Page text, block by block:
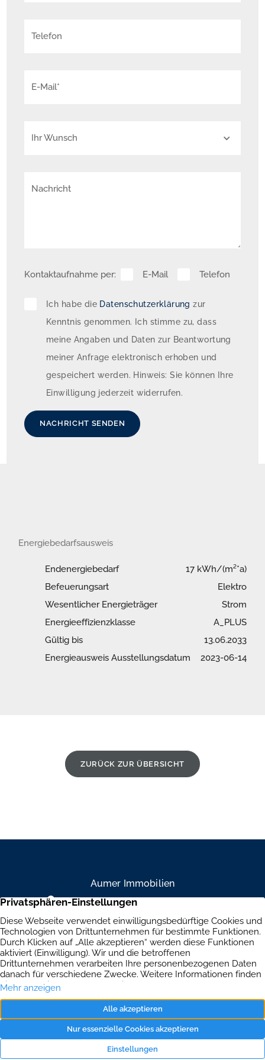
• 9 hochwertig ausgestattete Wohneinheiten
• Baujahr 1969
•  4 Wohneinheiten und 1 Gewerbeeinheit (derzeit
Fahrschule)
• Wohnfläche: ca. 340 m²
• Gewerbefläche: ca. 65 m²
Renovierungsbedarf
Stellplätze:
• 6 vermietete Stellplätze
• 1 freier Stellplatz sowie 2 Carport-Stellplätze
• 14 Einheiten, vollständig bzw. nahezu vollständig
• Vielfältige Wohnungsgrößen mit moderner
Ausstattung
• Gefragte und zentrale Lage im Hamburger
Speckgürtel
Dieses Immobilienpaket vereint modernen
Wohnkomfort, solide Gewerbevermietung und
stabile Mieteinnahmen in einer der beliebtesten und
wirtschaftsstärksten Lagen im Osten Hamburgs.
Telefon
E-Mail*
Ihr Wunsch
Nachricht
Kontaktaufnahme per: E-Mail Telefon
Ich habe die Datenschutzerklärung zur
Kenntnis genommen. Ich stimme zu, dass
meine Angaben und Daten zur Beantwortung
meiner Anfrage elektronisch erhoben und
gespeichert werden. Hinweis: Sie können Ihre
Einwilligung jederzeit widerrufen.
NACHRICHT SENDEN
Energiebedarfsausweis
Endenergiebedarf
17 kWh/(m²*a)
Befeuerungsart
Elektro
Wesentlicher Energieträger
Strom
Energieeffizienzklasse
A_PLUS
Gültig bis
13.06.2033
Energieausweis Ausstellungsdatum
2023-06-14
ZURÜCK ZUR ÜBERSICHT
Aumer Immobilien
Mühlendamm 84a, 22087 Hamburg
+49 40 234 916 79
Brandenburgische Straße 39, 10707 Berlin
+49 30 303 661 334
Immobilien Aktuelles
Impressum
Datenschutz